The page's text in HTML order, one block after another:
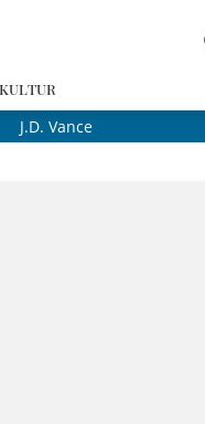
J.D. Vance